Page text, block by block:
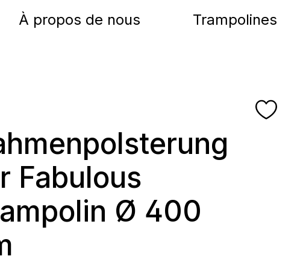
À propos de nous Trampolines
Fabulous
Ø 400